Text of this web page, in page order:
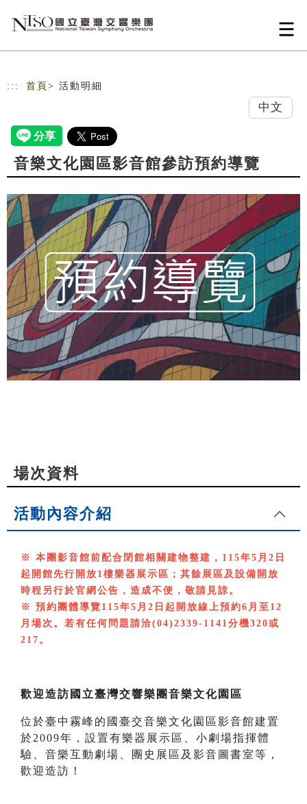
::: 首頁 > 活動明細
中文
音樂文化園區影音館參訪預約導覽
場次資料
活動內容介紹
※ 本團影音館前配合閉館相關建物整建，115年5月2日
起開館先行開放1樓樂器展示區；其餘展區及設備開放
時程另行於官網公告，造成不便，敬請見諒。
※ 預約團體導覽115年5月2日起開放線上預約6月至12
月場次。若有任何問題請洽(04)2339-1141分機320或
217。
歡迎造訪國立臺灣交響樂團音樂文化園區
位於臺中霧峰的國臺交音樂文化園區影音館建置
於2009年，設置有樂器展示區、小劇場指揮體
驗、音樂互動劇場、團史展區及影音圖書室等，
歡迎造訪！